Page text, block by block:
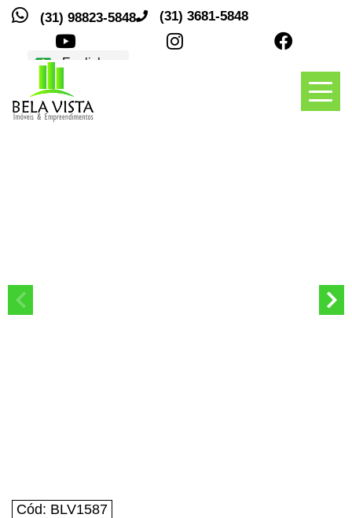
(31) 98823-5848 (31) 3681-5848
Traduções
Toggle
Cód: BLV1587